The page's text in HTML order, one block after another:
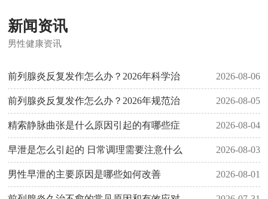
新闻资讯
男性健康资讯
前列腺炎反复发作怎么办？2026年科学治 2026-08-06
前列腺炎反复发作怎么办？2026年规范治 2026-08-05
精索静脉曲张是什么原因引起的有哪些症 2026-08-04
早泄是怎么引起的 日常调理需要注意什么 2026-08-03
男性早泄的主要原因是哪些如何改善 2026-08-01